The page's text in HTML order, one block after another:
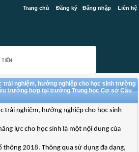
Trang chủ Đăng ký Đăng nhập Liên hệ
trải nghiệm, hướng nghiệp cho học sinh trường
trường hợp tại trường Trung học Cơ sở Cầu
trải nghiệm, hướng nghiệp cho học sinh
lực cho học sinh là một nội dung của
thông 2018. Thông qua sử dụng đa dạng,